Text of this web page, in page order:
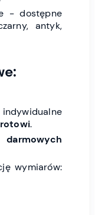
- dostępne
antyk,
.
darmowych
wymiarów: